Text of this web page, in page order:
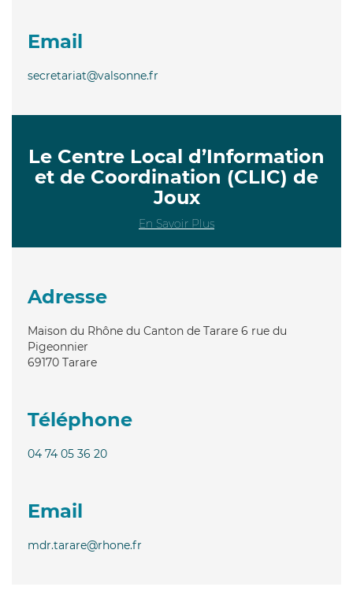
Email
secretariat@valsonne.fr
Le Centre Local d’Information
et de Coordination (CLIC) de
Joux
En Savoir Plus
Adresse
Maison du Rhône du Canton de Tarare 6 rue du
Pigeonnier
69170 Tarare
Téléphone
04 74 05 36 20
Email
mdr.tarare@rhone.fr